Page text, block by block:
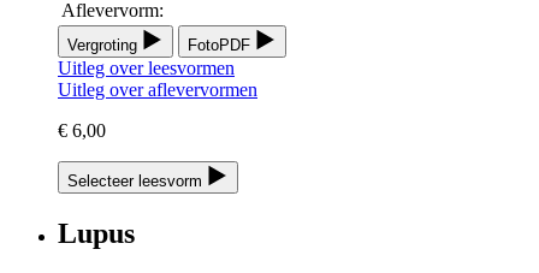
Aflevervorm:
Vergroting FotoPDF
Uitleg over leesvormen
Uitleg over aflevervormen
€ 6,00
Selecteer leesvorm
Lupus